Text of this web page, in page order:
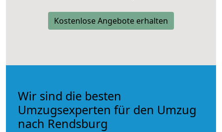
Kostenlose Angebote erhalten
Wir sind die besten
Umzugsexperten für den Umzug
nach Rendsburg